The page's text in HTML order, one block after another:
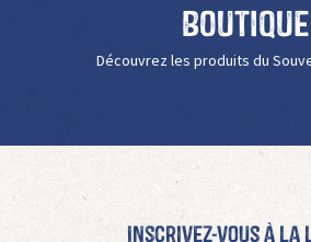
Boutique
Découvrez les produits du
Inscrivez-vous à